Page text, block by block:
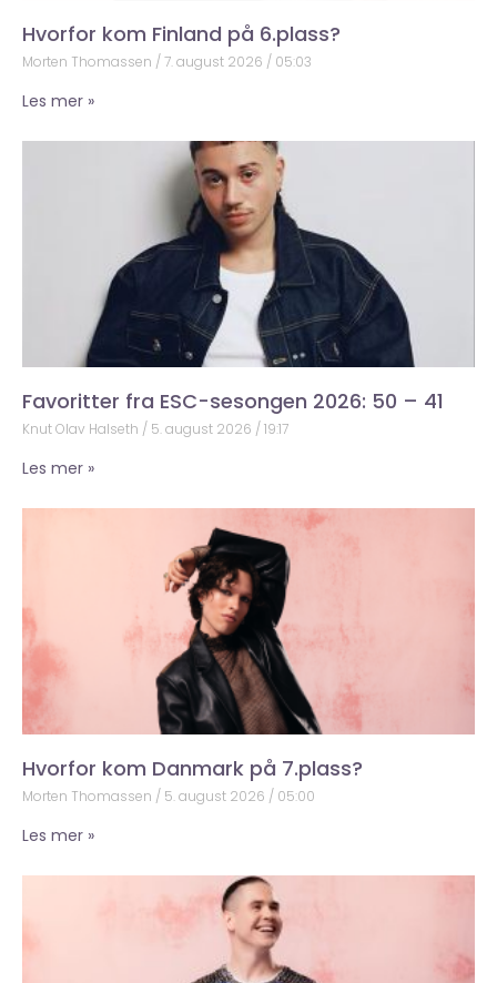
Hvorfor kom Finland på 6.plass?
Morten Thomassen 7. august 2026 05:03
Les mer »
Favoritter fra ESC-sesongen 2026: 50 – 41
Knut Olav Halseth 5. august 2026 19:17
Les mer »
Hvorfor kom Danmark på 7.plass?
Morten Thomassen 5. august 2026 05:00
Les mer »